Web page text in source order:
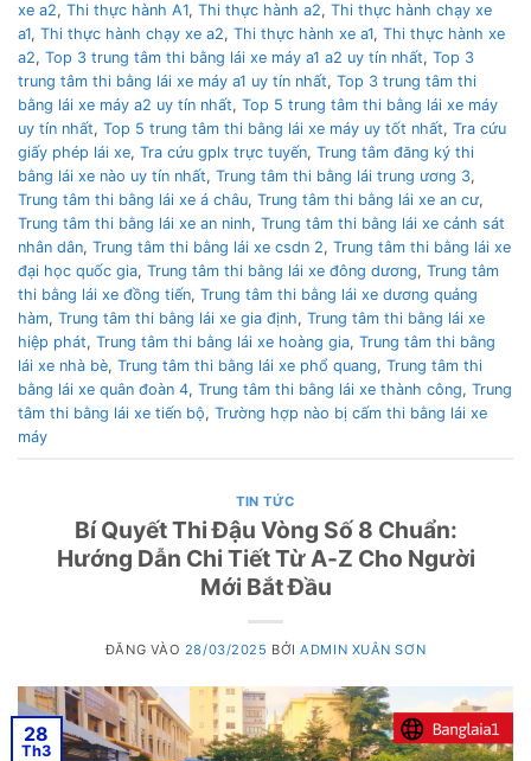
xe a2, Thi thực hành A1, Thi thực hành a2, Thi thực hành chạy xe
a1, Thi thực hành chạy xe a2, Thi thực hành xe a1, Thi thực hành xe
a2, Top 3 trung tâm thi bằng lái xe máy a1 a2 uy tín nhất, Top 3
trung tâm thi bằng lái xe máy a1 uy tín nhất, Top 3 trung tâm thi
bằng lái xe máy a2 uy tín nhất, Top 5 trung tâm thi bằng lái xe máy
uy tín nhất, Top 5 trung tâm thi bằng lái xe máy uy tốt nhất, Tra cứu
giấy phép lái xe, Tra cứu gplx trực tuyến, Trung tâm đăng ký thi
bằng lái xe nào uy tín nhất, Trung tâm thi bằng lái trung ương 3,
Trung tâm thi bằng lái xe á châu, Trung tâm thi bằng lái xe an cư,
Trung tâm thi bằng lái xe an ninh, Trung tâm thi bằng lái xe cảnh sát
nhân dân, Trung tâm thi bằng lái xe csdn 2, Trung tâm thi bằng lái xe
đại học quốc gia, Trung tâm thi bằng lái xe đông dương, Trung tâm
thi bằng lái xe đồng tiến, Trung tâm thi bằng lái xe dương quảng
hàm, Trung tâm thi bằng lái xe gia định, Trung tâm thi bằng lái xe
hiệp phát, Trung tâm thi bằng lái xe hoàng gia, Trung tâm thi bằng
lái xe nhà bè, Trung tâm thi bằng lái xe phổ quang, Trung tâm thi
bằng lái xe quân đoàn 4, Trung tâm thi bằng lái xe thành công, Trung
tâm thi bằng lái xe tiến bộ, Trường hợp nào bị cấm thi bằng lái xe
máy
TIN TỨC
Bí Quyết Thi Đậu Vòng Số 8 Chuẩn:
Hướng Dẫn Chi Tiết Từ A-Z Cho Người
Mới Bắt Đầu
ĐĂNG VÀO 28/03/2025 BỞIADMIN XUÂN SƠN
28
Th3